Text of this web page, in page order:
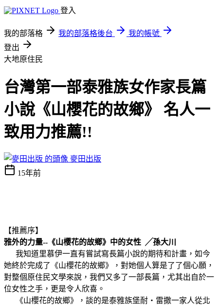
登入
我的部落格 我的部落格後台
我的帳號
登出
大地原住民
台灣第一部泰雅族女作家長篇
小說《山櫻花的故鄉》 名人一
致用力推薦!!
麥田出版
15年前
【推薦序】
雅外的力量--《山櫻花的故鄉》中的女性 ╱孫大川
我知道里慕伊一直有嘗試寫長篇小說的期待和計畫，如今
她終於完成了《山櫻花的故鄉》，對她個人算是了了個心願，
對整個原住民文學來說，我們又多了一部長篇，尤其出自於一
位女性之手，更是令人欣喜。
《山櫻花的故鄉》，談的是泰雅族堡耐‧雷撒一家人從北